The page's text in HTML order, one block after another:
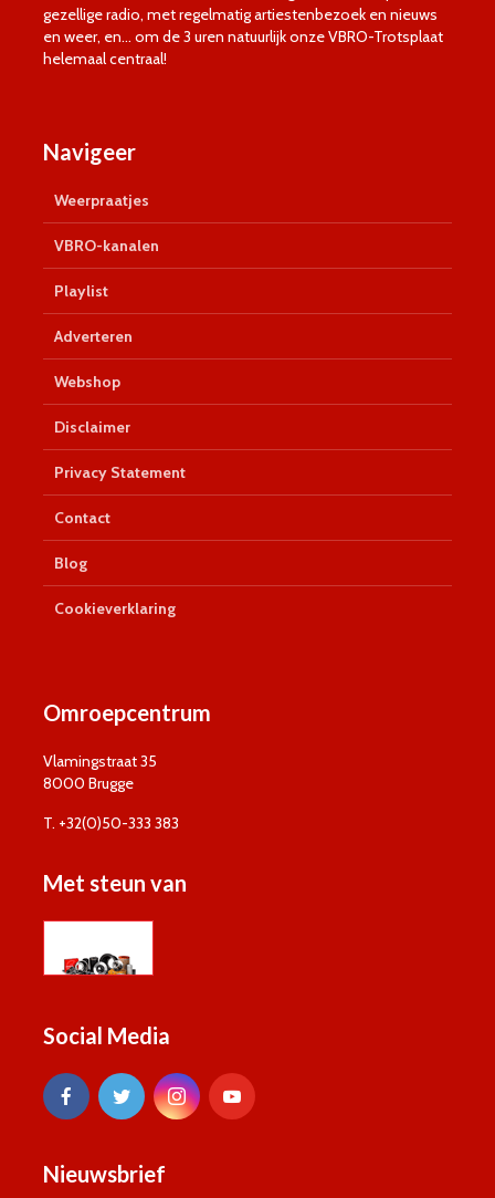
gezellige radio, met regelmatig artiestenbezoek en nieuws
en weer, en… om de 3 uren natuurlijk onze VBRO-Trotsplaat
helemaal centraal!
Navigeer
Weerpraatjes
VBRO-kanalen
Playlist
Adverteren
Webshop
Disclaimer
Privacy Statement
Contact
Blog
Cookieverklaring
Omroepcentrum
Vlamingstraat 35
8000 Brugge
T. +32(0)50-333 383
Met steun van
Social Media
Nieuwsbrief